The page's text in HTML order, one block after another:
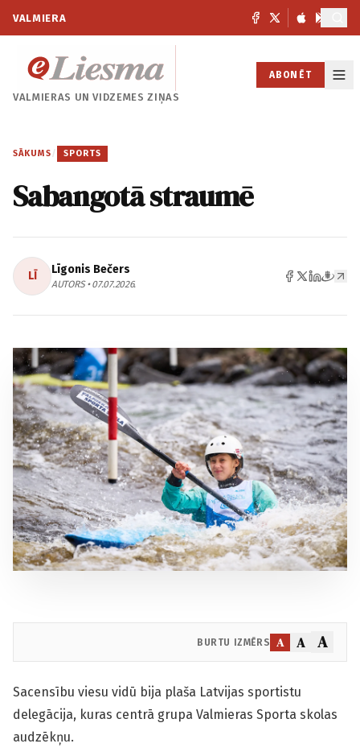
VALMIERA
VALMIERAS UNVIDZEMES ZIŅAS
ABONĒT
SĀKUMS / SPORTS
Sabangotā straumē
LĪ Līgonis Bečers
AUTORS • 07.07.2026.
BURTU IZMĒRS A A A
Sacensību viesu vidū bija plaša Latvijas sportistu
delegācija, kuras centrā grupa Valmieras Sporta skolas
audzēkņu.